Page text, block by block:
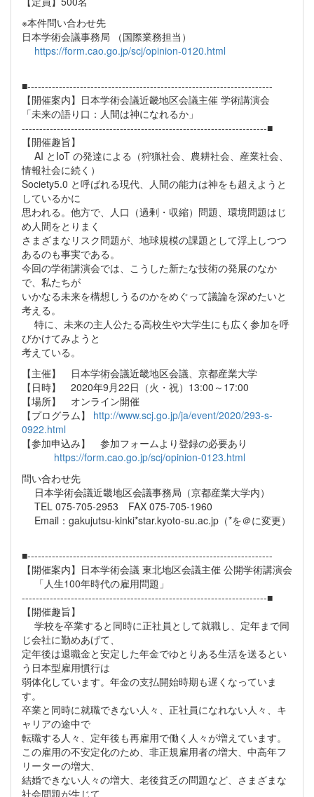
※本件問い合わせ先
日本学術会議事務局 （国際業務担当）
https://form.cao.go.jp/scj/opinion-0120.html
■----------------------------------------------------------------------
【開催案内】日本学術会議近畿地区会議主催 学術講演会
「未来の語り口：人間は神になれるか」
----------------------------------------------------------------------■
【開催趣旨】
AI とIoT の発達による（狩猟社会、農耕社会、産業社会、
情報社会に続く）
Society5.0 と呼ばれる現代、人間の能力は神をも超えようと
しているかに
思われる。他方で、人口（過剰・収縮）問題、環境問題はじ
め人間をとりまく
さまざまなリスク問題が、地球規模の課題として浮上しつつ
あるのも事実である。
今回の学術講演会では、こうした新たな技術の発展のなか
で、私たちが
いかなる未来を構想しうるのかをめぐって議論を深めたいと
考える。
特に、未来の主人公たる高校生や大学生にも広く参加を呼
びかけてみようと
考えている。
【主催】 日本学術会議近畿地区会議、京都産業大学
【日時】 2020年9月22日（火・祝）13:00～17:00
【場所】 オンライン開催
【プログラム】 http://www.scj.go.jp/ja/event/2020/293-s-
0922.html
【参加申込み】 参加フォームより登録の必要あり
https://form.cao.go.jp/scj/opinion-0123.html
問い合わせ先
日本学術会議近畿地区会議事務局（京都産業大学内）
TEL 075-705-2953 FAX 075-705-1960
Email：gakujutsu-kinki*star.kyoto-su.ac.jp（*を＠に変更）
■----------------------------------------------------------------------
【開催案内】日本学術会議 東北地区会議主催 公開学術講演会
「人生100年時代の雇用問題」
----------------------------------------------------------------------■
【開催趣旨】
学校を卒業すると同時に正社員として就職し、定年まで同
じ会社に勤めあげて、
定年後は退職金と安定した年金でゆとりある生活を送るとい
う日本型雇用慣行は
弱体化しています。年金の支払開始時期も遅くなっていま
す。
卒業と同時に就職できない人々、正社員になれない人々、キ
ャリアの途中で
転職する人々、定年後も再雇用で働く人々が増えています。
この雇用の不安定化のため、非正規雇用者の増大、中高年フ
リーターの増大、
結婚できない人々の増大、老後貧乏の問題など、さまざまな
社会問題が生じて